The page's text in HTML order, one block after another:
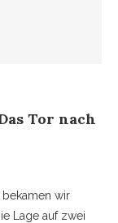
Tor nach
bekamen wir
Lage auf zwei